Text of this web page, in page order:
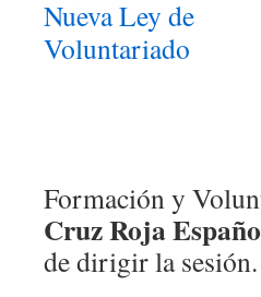
Formación y
Cruz Roja
de dirigir la sesión.